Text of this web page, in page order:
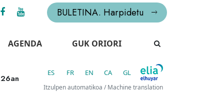
BULETINA. Harpidetu
AGENDA GUK ORIORI
ES FR EN CA GL
Itzulpen automatikoa / Machine translation